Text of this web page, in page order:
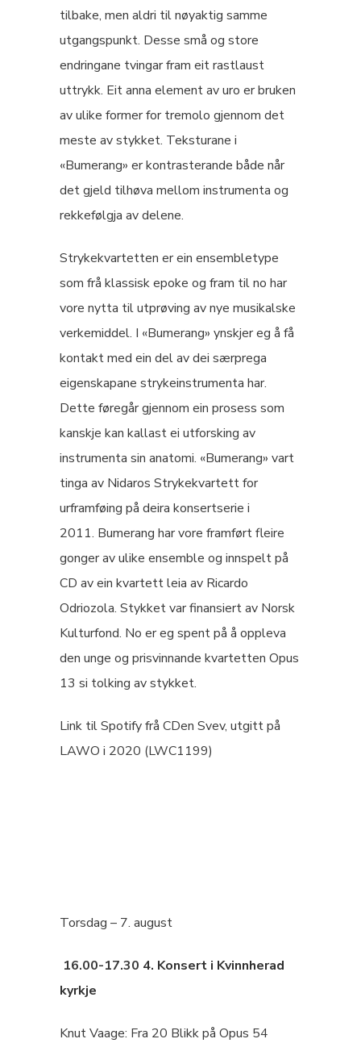
tilbake, men aldri til nøyaktig samme
utgangspunkt. Desse små og store
endringane tvingar fram eit rastlaust
uttrykk. Eit anna element av uro er bruken
av ulike former for tremolo gjennom det
meste av stykket. Teksturane i
«Bumerang» er kontrasterande både når
det gjeld tilhøva mellom instrumenta og
rekkefølgja av delene.
Strykekvartetten er ein ensembletype
som frå klassisk epoke og fram til no har
vore nytta til utprøving av nye musikalske
verkemiddel. I «Bumerang» ynskjer eg å få
kontakt med ein del av dei særprega
eigenskapane strykeinstrumenta har.
Dette føregår gjennom ein prosess som
kanskje kan kallast ei utforsking av
instrumenta sin anatomi. «Bumerang» vart
tinga av Nidaros Strykekvartett for
urframføing på deira konsertserie i
2011. Bumerang har vore framført fleire
gonger av ulike ensemble og innspelt på
CD av ein kvartett leia av Ricardo
Odriozola. Stykket var finansiert av Norsk
Kulturfond. No er eg spent på å oppleva
den unge og prisvinnande kvartetten Opus
13 si tolking av stykket.
Link til Spotify frå CDen Svev, utgitt på
LAWO i 2020 (LWC1199)
Torsdag – 7. august
16.00-17.30 4. Konsert i Kvinnherad
kyrkje
Knut Vaage: Fra 20 Blikk på Opus 54